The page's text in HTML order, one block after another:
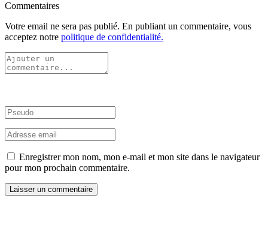
Commentaires
Votre email ne sera pas publié. En publiant un commentaire, vous
acceptez notre politique de confidentialité.
Enregistrer mon nom, mon e-mail et mon site dans le navigateur
pour mon prochain commentaire.